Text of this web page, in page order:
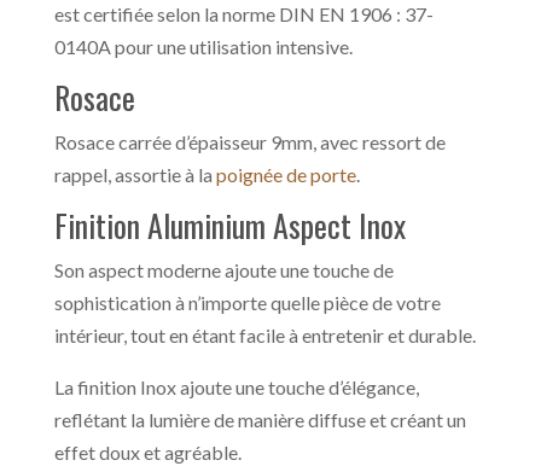
est certifiée selon la norme DIN EN 1906 : 37-
0140A pour une utilisation intensive.
Rosace
Rosace carrée d’épaisseur 9mm, avec ressort de
rappel, assortie à la poignée de porte.
Finition Aluminium Aspect Inox
Son aspect moderne ajoute une touche de
sophistication à n’importe quelle pièce de votre
intérieur, tout en étant facile à entretenir et durable.
La finition Inox ajoute une touche d’élégance,
reflétant la lumière de manière diffuse et créant un
effet doux et agréable.